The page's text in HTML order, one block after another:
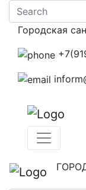
Городская